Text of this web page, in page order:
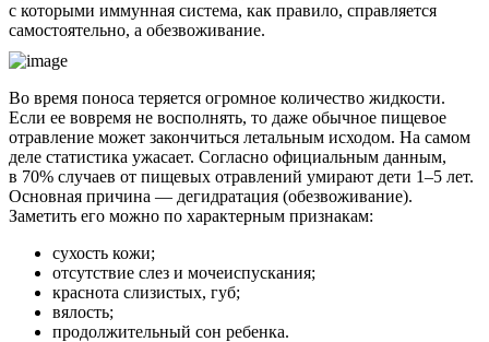
с которыми иммунная система, как правило, справляется
самостоятельно, а обезвоживание.
Во время поноса теряется огромное количество жидкости.
Если ее вовремя не восполнять, то даже обычное пищевое
отравление может закончиться летальным исходом. На самом
деле статистика ужасает. Согласно официальным данным,
в 70% случаев от пищевых отравлений умирают дети 1–5 лет.
Основная причина — дегидратация (обезвоживание).
Заметить его можно по характерным признакам:
сухость кожи;
отсутствие слез и мочеиспускания;
краснота слизистых, губ;
вялость;
продолжительный сон ребенка.